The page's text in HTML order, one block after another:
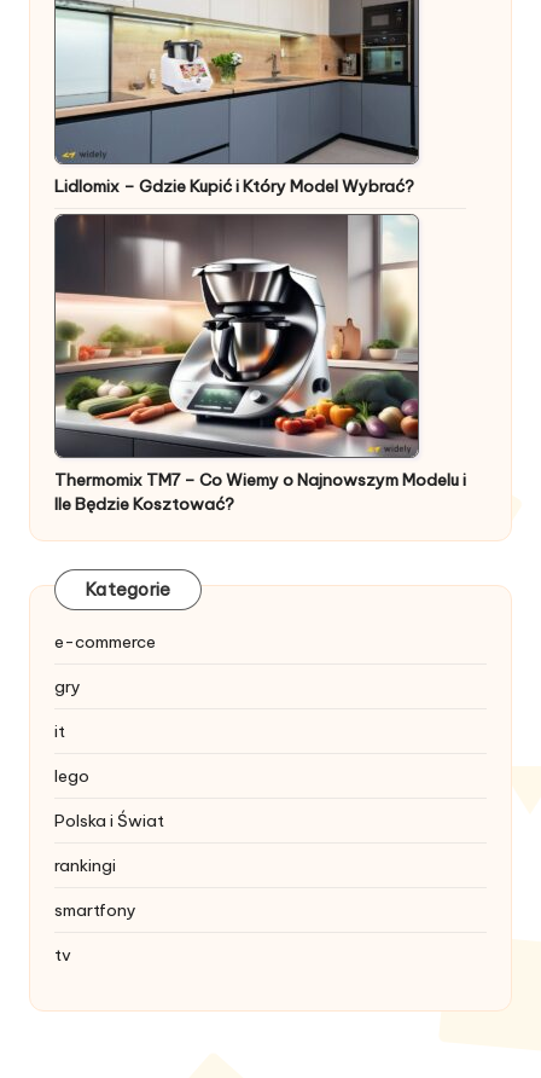
Lidlomix – Gdzie Kupić i Który Model Wybrać?
Thermomix TM7 – Co Wiemy o Najnowszym Modelu i
Ile Będzie Kosztować?
Kategorie
e-commerce
gry
it
lego
Polska i Świat
rankingi
smartfony
tv